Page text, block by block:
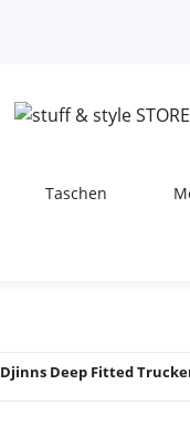
Taschen
Djinns Deep Fitted